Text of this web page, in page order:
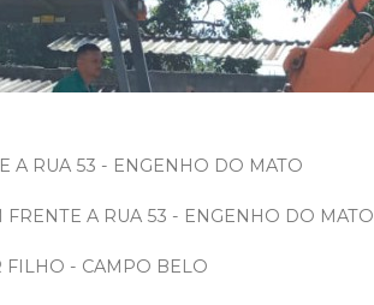
A RUA 53 - ENGENHO DO MATO
A RUA 53 - ENGENHO DO MATO
FILHO - CAMPO BELO